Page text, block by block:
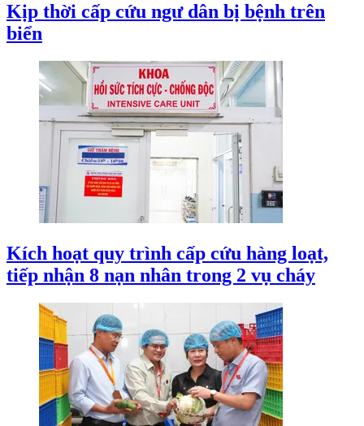
Kịp thời cấp cứu ngư dân bị bệnh trên
biển
Kích hoạt quy trình cấp cứu hàng loạt,
tiếp nhận 8 nạn nhân trong 2 vụ cháy